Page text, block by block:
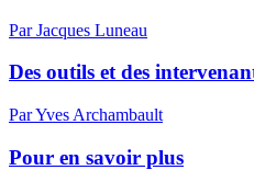
Par Jacques Luneau
Des outils et des
Par Yves Archambault
Pour en savoir plus